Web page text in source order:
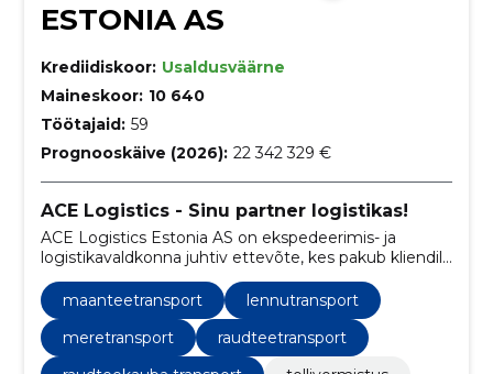
ESTONIA AS
Krediidiskoor: Usaldusväärne
Maineskoor: 10 640
Töötajaid: 59
Prognooskäive (2026): 22 342 329 €
ACE Logistics - Sinu partner logistikas!
ACE Logistics Estonia AS on ekspedeerimis- ja
logistikavaldkonna juhtiv ettevõte, kes pakub kliendile
maanteetranspordist ja lõpetades meretranspordi
ning tollivormistusega.
maanteetransport
lennutransport
meretransport
raudteetransport